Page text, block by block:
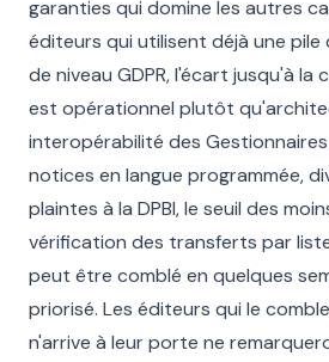
garanties qui domine les autres
éditeurs qui utilisent déjà une
de niveau GDPR, l'écart jusqu'à la
est opérationnel plutôt
interopérabilité des
notices en langue programmée,
plaintes à la DPBI, le seuil des
vérification des transferts par
peut être comblé en quelques
priorisé. Les éditeurs qui le
n'arrive à leur porte ne